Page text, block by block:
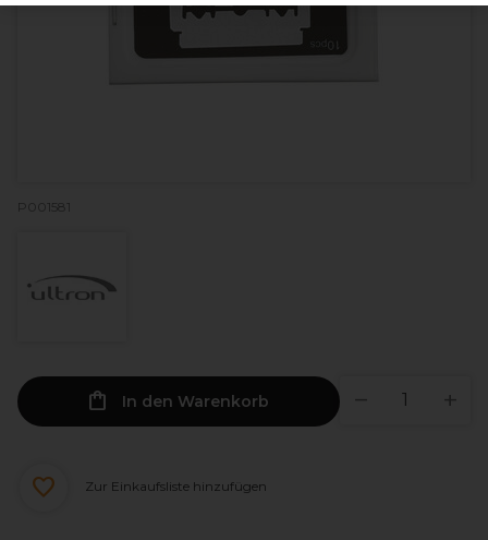
P001581
In den Warenkorb
Zur Einkaufsliste hinzufügen